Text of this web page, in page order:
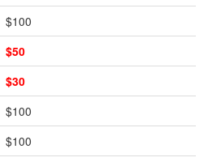
$100
$50
$30
$100
$100